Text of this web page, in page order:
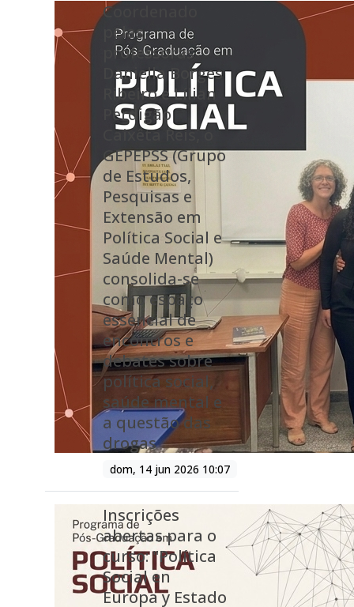
Coordenado
pelas
professoras
Daniella Borges
Ribeiro e Lílian
Perdigão
Caixêta Reis, o
GEPEPSS (Grupo
de Estudos,
Pesquisas e
Extensão em
Política Social e
Saúde Mental)
consolida-se
como espaço
essencial de
encontros e
debates sobre
política social,
saúde mental e
a questão das
drogas
dom, 14 jun 2026 10:07
Inscrições
abertas para o
curso: "Política
Social en
Europa y Estado